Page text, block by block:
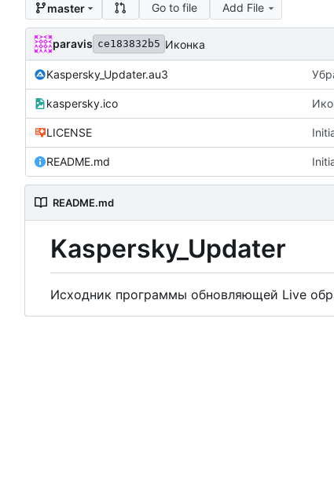
master Go to file Add File
paravis ce183832b5 Иконка
Kaspersky_Updater.au3
kaspersky.ico
LICENSE
README.md
README.md
Kaspersky_Updater
Исходник программы обновляющей Live